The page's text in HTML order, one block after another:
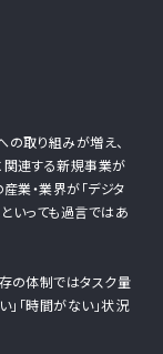
取り組みが増え、
関連する新規事業が
業・業界が「デジタ
いっても過言ではあ
の体制ではタスク量
」「時間がない」状況